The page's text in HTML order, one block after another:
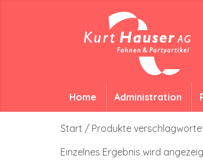
Home Administration
Start / Produkte
Einzelnes Ergebnis wird